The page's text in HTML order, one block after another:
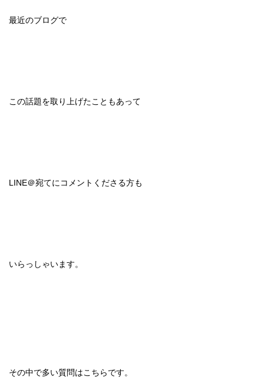
最近のブログで
この話題を取り上げたこともあって
LINE＠宛てにコメントくださる方も
いらっしゃいます。
その中で多い質問はこちらです。